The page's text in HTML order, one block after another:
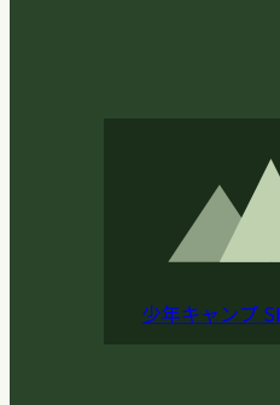
少年キャンプ